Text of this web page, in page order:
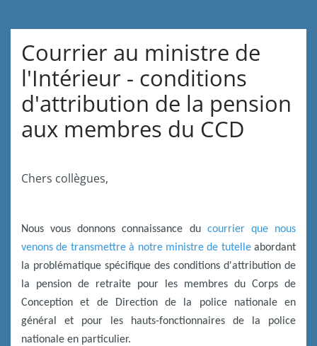
Courrier au ministre de
l'Intérieur - conditions
d'attribution de la pension
aux membres du CCD
Chers collègues,
Nous vous donnons connaissance du courrier que nous
venons de transmettre à notre ministre de tutelleabordant
la problématique spécifique des conditions d'attribution de
la pension de retraite pour les membres du Corps de
Conception et de Direction de la police nationale en
général et pour les hauts-fonctionnaires de la police
nationale en particulier.